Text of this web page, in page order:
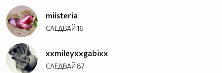
miisteria
СЛЕДВАЙ16
xxmileyxxgabixx
СЛЕДВАЙ 87